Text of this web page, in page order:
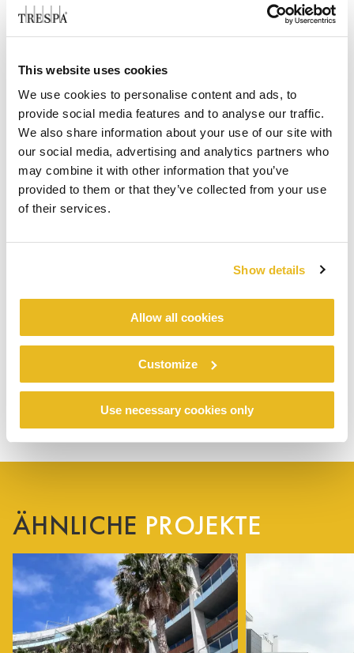
This website uses cookies
We use cookies to personalise content and ads, to
provide social media features and to analyse our traffic.
We also share information about your use of our site with
our social media, advertising and analytics partners who
may combine it with other information that you’ve
provided to them or that they’ve collected from your use
of their services.
Show details
Allow all cookies
Customize
Use necessary cookies only
ÄHNLICHE PROJEKTE